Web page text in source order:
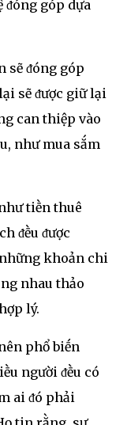
ᵭóng góp dựa
sẽ ᵭóng góp
sẽ ᵭược giữ lại
can thiệp vào
như mua sắm
tiḕn thuê
ᵭḕu ᵭược
khoản chi
nhau thảo
lý.
phổ biḗn
người ᵭḕu có
ai ᵭó phải